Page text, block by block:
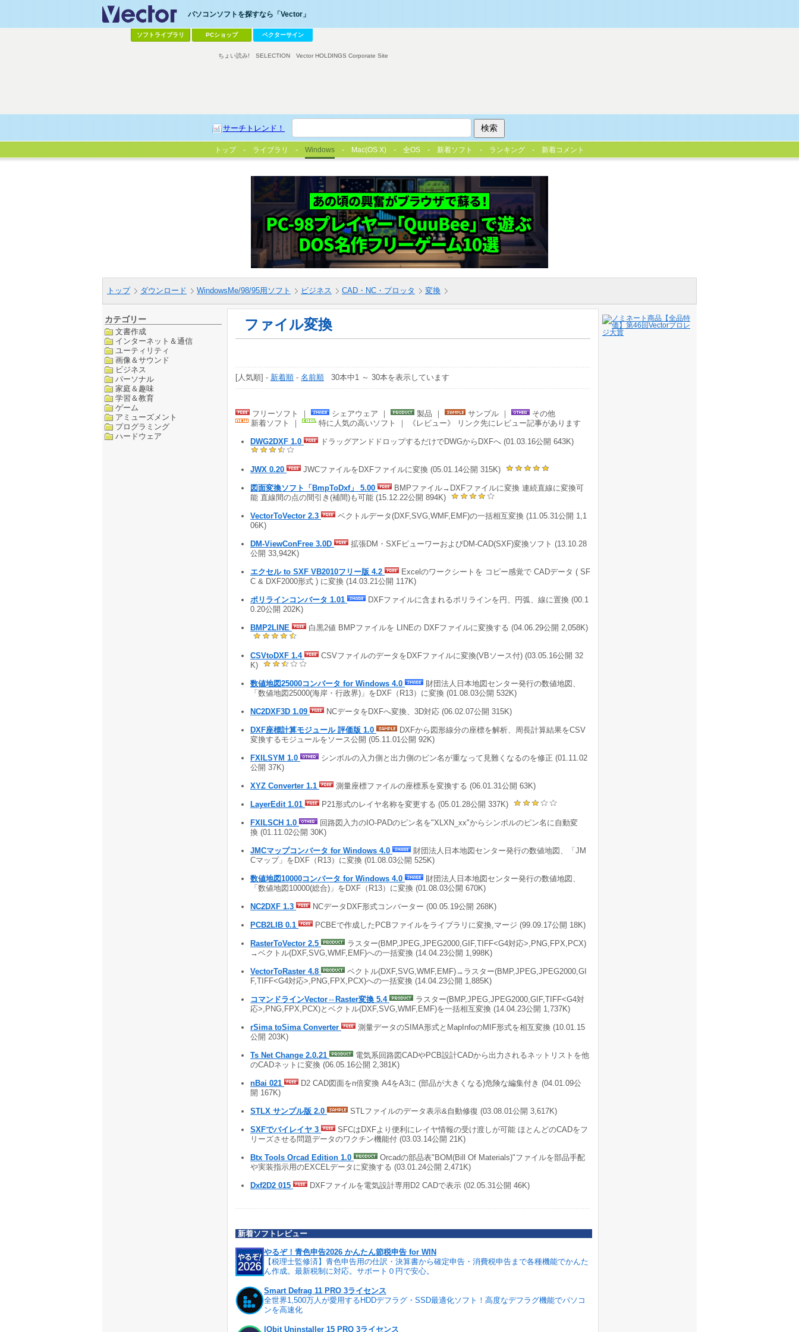
パソコンソフトを探すなら「Vector」
ソフトライブラリ PCショップ ベクターサイン
サーチトレンド！
ちょい読み! SELECTION Vector HOLDINGS Corporate Site
トップ ライブラリ Windows Mac(OS X) 全OS 新着ソフト ランキング 新着コメント
トップ ダウンロード WindowsMe/98/95用ソフト ビジネス CAD・NC・プロッタ 変換
カテゴリー
文書作成
インターネット＆通信
ユーティリティ
画像＆サウンド
ビジネス
パーソナル
家庭＆趣味
学習＆教育
ゲーム
アミューズメント
プログラミング
ハードウェア
ファイル変換
[人気順] - 新着順 - 名前順 30本中1 ～ 30本を表示しています
フリーソフト ｜ シェアウェア ｜ 製品 ｜ サンプル ｜
その他
新着ソフト ｜
特に人気の高いソフト ｜ 《レビュー》 リンク先にレビュー記事があります
DWG2DXF 1.0 ドラッグアンドドロップするだけでDWGからDXFへ (01.03.16公開 643K)
JWX 0.20 JWCファイルをDXFファイルに変換 (05.01.14公開 315K)
図面変換ソフト「BmpToDxf」 5.00
BMPファイル→DXFファイルに変換 連続直線に変換可
能 直線間の点の間引き(補間)も可能 (15.12.22公開 894K)
VectorToVector 2.3
ベクトルデータ(DXF,SVG,WMF,EMF)の一括相互変換 (11.05.31公開 1,1
06K)
DM-ViewConFree 3.0D
拡張DM・SXFビューワーおよびDM-CAD(SXF)変換ソフト (13.10.28
公開 33,942K)
エクセル to SXF VB2010フリー版 4.2
Excelのワークシートを コピー感覚で CADデータ ( SF
C & DXF2000形式 ) に変換 (14.03.21公開 117K)
ポリラインコンバータ 1.01
DXFファイルに含まれるポリラインを円、円弧、線に置換 (00.1
0.20公開 202K)
BMP2LINE 白黒2値 BMPファイルを LINEの DXFファイルに変換する (04.06.29公開 2,058K)
CSVtoDXF 1.4
CSVファイルのデータをDXFファイルに変換(VBソース付) (03.05.16公開 32
K)
数値地図25000コンバータ for Windows 4.0
財団法人日本地図センター発行の数値地図、
「数値地図25000(海岸・行政界)」をDXF（R13）に変換 (01.08.03公開 532K)
NC2DXF3D 1.09 NCデータをDXFへ変換、3D対応 (06.02.07公開 315K)
DXF座標計算モジュール 評価版 1.0
DXFから図形線分の座標を解析、周長計算結果をCSV
変換するモジュールをソース公開 (05.11.01公開 92K)
FXILSYM 1.0
シンボルの入力側と出力側のピン名が重なって見難くなるのを修正 (01.11.02
公開 37K)
XYZ Converter 1.1 測量座標ファイルの座標系を変換する (06.01.31公開 63K)
LayerEdit 1.01 P21形式のレイヤ名称を変更する (05.01.28公開 337K)
FXILSCH 1.0
回路図入力のIO-PADのピン名を"XLXN_xx"からシンボルのピン名に自動変
換 (01.11.02公開 30K)
JMCマップコンバータ for Windows 4.0
財団法人日本地図センター発行の数値地図、「JM
Cマップ」をDXF（R13）に変換 (01.08.03公開 525K)
数値地図10000コンバータ for Windows 4.0
財団法人日本地図センター発行の数値地図、
「数値地図10000(総合)」をDXF（R13）に変換 (01.08.03公開 670K)
NC2DXF 1.3 NCデータDXF形式コンバーター (00.05.19公開 268K)
PCB2LIB 0.1 PCBEで作成したPCBファイルをライブラリに変換,マージ (99.09.17公開 18K)
RasterToVector 2.5
ラスター(BMP,JPEG,JPEG2000,GIF,TIFF<G4対応>,PNG,FPX,PCX)
→ベクトル(DXF,SVG,WMF,EMF)への一括変換 (14.04.23公開 1,998K)
VectorToRaster 4.8
ベクトル(DXF,SVG,WMF,EMF)→ラスター(BMP,JPEG,JPEG2000,GI
F,TIFF<G4対応>,PNG,FPX,PCX)への一括変換 (14.04.23公開 1,885K)
コマンドラインVector⇔Raster変換 5.4
ラスター(BMP,JPEG,JPEG2000,GIF,TIFF<G4対
応>,PNG,FPX,PCX)とベクトル(DXF,SVG,WMF,EMF)を一括相互変換 (14.04.23公開 1,737K)
rSima toSima Converter
測量データのSIMA形式とMapInfoのMIF形式を相互変換 (10.01.15
公開 203K)
Ts Net Change 2.0.21
電気系回路図CADやPCB設計CADから出力されるネットリストを他
のCADネットに変換 (06.05.16公開 2,381K)
nBai 021
D2 CAD図面をn倍変換 A4をA3に (部品が大きくなる)危険な編集付き (04.01.09公
開 167K)
STLX サンプル版 2.0 STLファイルのデータ表示&自動修復 (03.08.01公開 3,617K)
SXFでバイレイヤ 3
SFCはDXFより便利にレイヤ情報の受け渡しが可能 ほとんどのCADをフ
リーズさせる問題データのワクチン機能付 (03.03.14公開 21K)
Btx Tools Orcad Edition 1.0
Orcadの部品表"BOM(Bill Of Materials)"ファイルを部品手配
や実装指示用のEXCELデータに変換する (03.01.24公開 2,471K)
Dxf2D2 015 DXFファイルを電気設計専用D2 CADで表示 (02.05.31公開 46K)
新着ソフトレビュー
やるぞ！青色申告2026 かんたん節税申告 for WIN
【税理士監修済】青色申告用の仕訳・決算書から確定申告・消費税申告まで各種機能でかんた
ん作成。最新税制に対応。サポート０円で安心。
Smart Defrag 11 PRO 3ライセンス
全世界1,500万人が愛用するHDDデフラグ・SSD最適化ソフト！高度なデフラグ機能でパソコ
ンを高速化
IObit Uninstaller 15 PRO 3ライセンス